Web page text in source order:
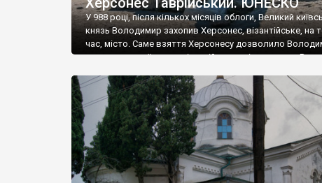
У 988 році, після кількох місяців облоги, Великий
князь Володимир захопив Херсонес, візантійське, на
час, місто. Саме взяття Херсонесу дозволило
диктувати свої умови візантійському імператору
Херсонесі Володимир-язичник, став Василем-
християнином. А потім було Хрещення Русі. На честь
Херсонесу Таврійського названо місто […]